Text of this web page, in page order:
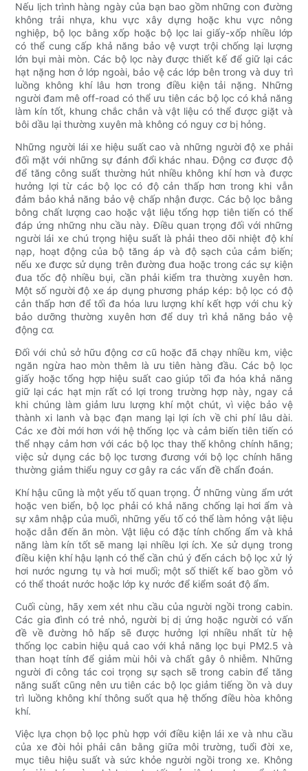
Nếu lịch trình hàng ngày của bạn bao gồm những con đường
không trải nhựa, khu vực xây dựng hoặc khu vực nông
nghiệp, bộ lọc bằng xốp hoặc bộ lọc lai giấy-xốp nhiều lớp
có thể cung cấp khả năng bảo vệ vượt trội chống lại lượng
lớn bụi mài mòn. Các bộ lọc này được thiết kế để giữ lại các
hạt nặng hơn ở lớp ngoài, bảo vệ các lớp bên trong và duy trì
luồng không khí lâu hơn trong điều kiện tải nặng. Những
người đam mê off-road có thể ưu tiên các bộ lọc có khả năng
làm kín tốt, khung chắc chắn và vật liệu có thể được giặt và
bôi dầu lại thường xuyên mà không có nguy cơ bị hỏng.
Những người lái xe hiệu suất cao và những người độ xe phải
đối mặt với những sự đánh đổi khác nhau. Động cơ được độ
để tăng công suất thường hút nhiều không khí hơn và được
hưởng lợi từ các bộ lọc có độ cản thấp hơn trong khi vẫn
đảm bảo khả năng bảo vệ chấp nhận được. Các bộ lọc bằng
bông chất lượng cao hoặc vật liệu tổng hợp tiên tiến có thể
đáp ứng những nhu cầu này. Điều quan trọng đối với những
người lái xe chú trọng hiệu suất là phải theo dõi nhiệt độ khí
nạp, hoạt động của bộ tăng áp và độ sạch của cảm biến;
nếu xe được sử dụng trên đường đua hoặc trong các sự kiện
đua tốc độ nhiều bụi, cần phải kiểm tra thường xuyên hơn.
Một số người độ xe áp dụng phương pháp kép: bộ lọc có độ
cản thấp hơn để tối đa hóa lưu lượng khí kết hợp với chu kỳ
bảo dưỡng thường xuyên hơn để duy trì khả năng bảo vệ
động cơ.
Đối với chủ sở hữu động cơ cũ hoặc đã chạy nhiều km, việc
ngăn ngừa hao mòn thêm là ưu tiên hàng đầu. Các bộ lọc
giấy hoặc tổng hợp hiệu suất cao giúp tối đa hóa khả năng
giữ lại các hạt mịn rất có lợi trong trường hợp này, ngay cả
khi chúng làm giảm lưu lượng khí một chút, vì việc bảo vệ
thành xi lanh và bạc đạn mang lại lợi ích về chi phí lâu dài.
Các xe đời mới hơn với hệ thống lọc và cảm biến tiên tiến có
thể nhạy cảm hơn với các bộ lọc thay thế không chính hãng;
việc sử dụng các bộ lọc tương đương với bộ lọc chính hãng
thường giảm thiểu nguy cơ gây ra các vấn đề chẩn đoán.
Khí hậu cũng là một yếu tố quan trọng. Ở những vùng ẩm ướt
hoặc ven biển, bộ lọc phải có khả năng chống lại hơi ẩm và
sự xâm nhập của muối, những yếu tố có thể làm hỏng vật liệu
hoặc dẫn đến ăn mòn. Vật liệu có đặc tính chống ẩm và khả
năng làm kín tốt sẽ mang lại nhiều lợi ích. Xe sử dụng trong
điều kiện khí hậu lạnh có thể cần chú ý đến cách bộ lọc xử lý
hơi nước ngưng tụ và hơi muối; một số thiết kế bao gồm vỏ
có thể thoát nước hoặc lớp kỵ nước để kiểm soát độ ẩm.
Cuối cùng, hãy xem xét nhu cầu của người ngồi trong cabin.
Các gia đình có trẻ nhỏ, người bị dị ứng hoặc người có vấn
đề về đường hô hấp sẽ được hưởng lợi nhiều nhất từ ​​hệ
thống lọc cabin hiệu quả cao với khả năng lọc bụi PM2.5 và
than hoạt tính để giảm mùi hôi và chất gây ô nhiễm. Những
người đi công tác coi trọng sự sạch sẽ trong cabin để tăng
năng suất cũng nên ưu tiên các bộ lọc giảm tiếng ồn và duy
trì luồng không khí thông suốt qua hệ thống điều hòa không
khí.
Việc lựa chọn bộ lọc phù hợp với điều kiện lái xe và nhu cầu
của xe đòi hỏi phải cân bằng giữa môi trường, tuổi đời xe,
mục tiêu hiệu suất và sức khỏe người ngồi trong xe. Không